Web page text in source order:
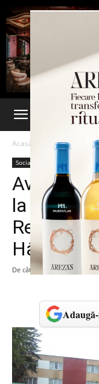
Acasă Social
Social
Avocatul
la Centrul
Hârlău
De către admin - 1